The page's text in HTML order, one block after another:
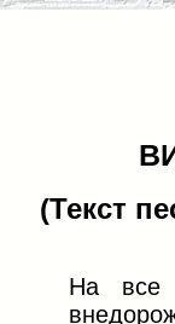
(Текст
На все